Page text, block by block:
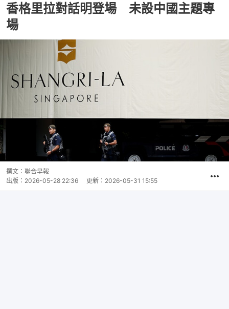
香格里拉對話明登場 未設中國主題專
場
撰文： 聯合早報
出版： 2026-05-28 22:36 更新： 2026-05-31 15:55